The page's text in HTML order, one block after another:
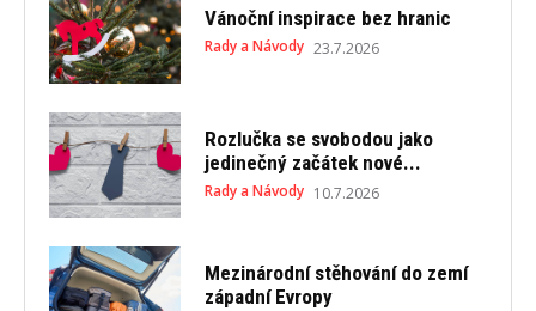
Vánoční inspirace bez hranic
Rady a Návody 23.7.2026
Rozlučka se svobodou jako
jedinečný začátek nové...
Rady a Návody 10.7.2026
Mezinárodní stěhování do zemí
západní Evropy